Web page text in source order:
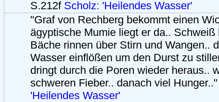
S.212f Scholz: 'Heilendes Wasser'
"Graf von Rechberg bekommt einen
ägyptische Mumie liegt er da.. Schweiß
Bäche rinnen über Stirn und Wangen..
Wasser einflößen um den Durst zu
dringt durch die Poren wieder heraus..
schweren Fieber.. danach viel
'Heilendes Wasser'